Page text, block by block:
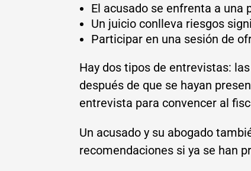
El acusado se enfrenta a una
Un juicio conlleva riesgos
Participar en una sesión de
Hay dos tipos de entrevistas:
después de que se hayan
entrevista para convencer al
Un acusado y su abogado
recomendaciones si ya se han